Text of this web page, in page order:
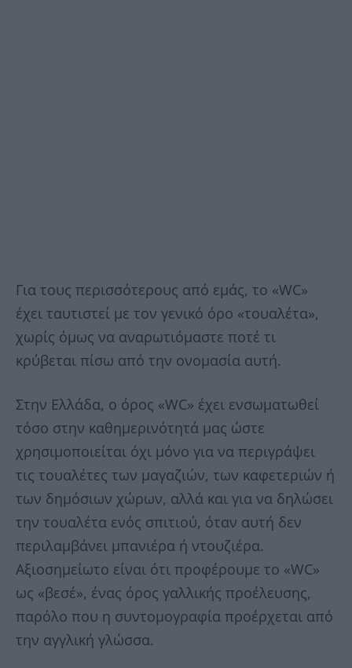
Για τους περισσότερους από εμάς, το «WC»
έχει ταυτιστεί με τον γενικό όρο «τουαλέτα»,
χωρίς όμως να αναρωτιόμαστε ποτέ τι
κρύβεται πίσω από την ονομασία αυτή.
Στην Ελλάδα, ο όρος «WC» έχει ενσωματωθεί
τόσο στην καθημερινότητά μας ώστε
χρησιμοποιείται όχι μόνο για να περιγράψει
τις τουαλέτες των μαγαζιών, των καφετεριών ή
των δημόσιων χώρων, αλλά και για να δηλώσει
την τουαλέτα ενός σπιτιού, όταν αυτή δεν
περιλαμβάνει μπανιέρα ή ντουζιέρα.
Αξιοσημείωτο είναι ότι προφέρουμε το «WC»
ως «βεσέ», ένας όρος γαλλικής προέλευσης,
παρόλο που η συντομογραφία προέρχεται από
την αγγλική γλώσσα.